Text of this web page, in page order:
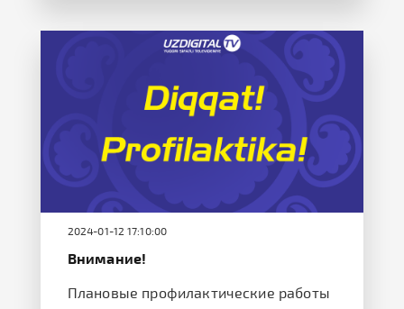
2024-01-12 17:10:00
Внимание!
Плановые профилактические работы